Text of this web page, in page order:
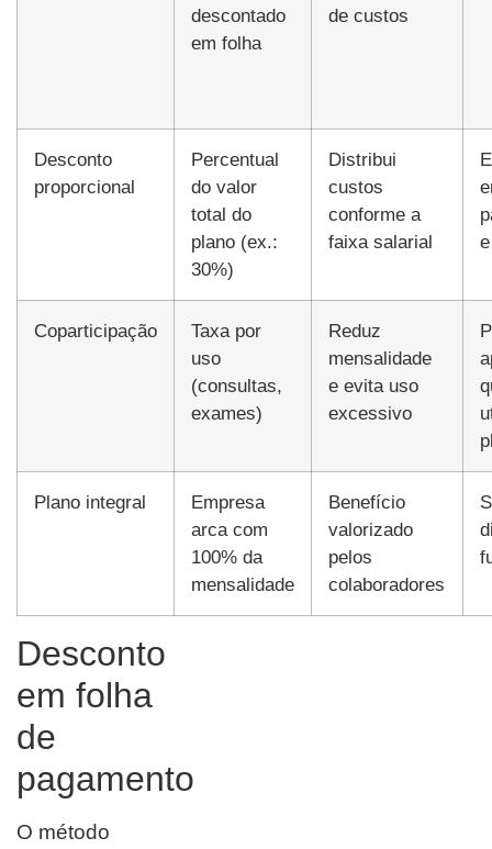
descontado
em folha
de custos
Desconto
proporcional
Percentual
do valor
total do
plano (ex.:
30%)
Distribui
custos
conforme a
faixa salarial
Coparticipação
Taxa por
uso
(consultas,
exames)
Reduz
mensalidade
e evita uso
excessivo
Plano integral
Empresa
arca com
100% da
mensalidade
Benefício
valorizado
pelos
colaboradores
Desconto
em folha
de
pagamento
O método